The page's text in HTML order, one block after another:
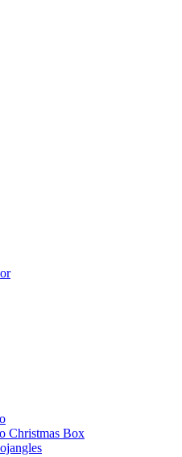
Christmas Box